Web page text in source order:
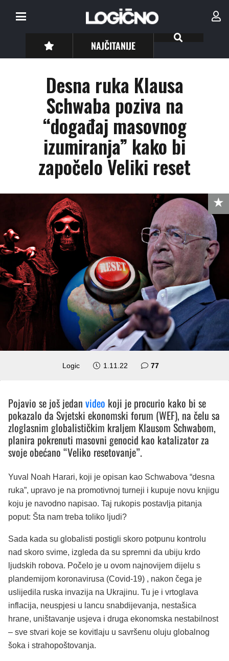
NAJČITANIJE
Desna ruka Klausa
Schwaba poziva na
“događaj masovnog
izumiranja” kako bi
započelo Veliki reset
Logic 1.11.22 77komentara
Pojavio se još jedan video koji je procurio kako bi se
pokazalo da Svjetski ekonomski forum (WEF), na čelu sa
zloglasnim globalističkim kraljem Klausom Schwabom,
planira pokrenuti masovni genocid kao katalizator za
svoje obećano “Veliko resetovanje”.
Yuval Noah Harari, koji je opisan kao Schwabova “desna
ruka”, upravo je na promotivnoj turneji i kupuje novu knjigu
koju je navodno napisao. Taj rukopis postavlja pitanja
poput: Šta nam treba toliko ljudi?
Sada kada su globalisti postigli skoro potpunu kontrolu
nad skoro svime, izgleda da su spremni da ubiju krdo
ljudskih robova. Počelo je u ovom najnovijem dijelu s
plandemijom koronavirusa (Covid-19) , nakon čega je
uslijedila ruska invazija na Ukrajinu. Tu je i vrtoglava
inflacija, neuspjesi u lancu snabdijevanja, nestašica
hrane, uništavanje usjeva i druga ekonomska nestabilnost
– sve stvari koje se kovitlaju u savršenu oluju globalnog
šoka i strahopoštovanja.